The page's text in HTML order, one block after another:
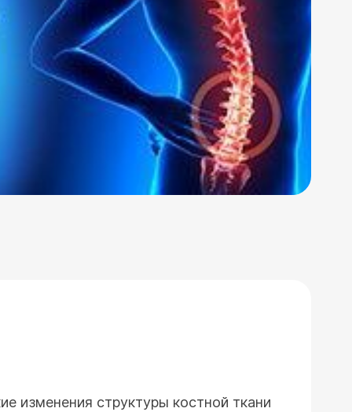
изменения структуры костной ткани